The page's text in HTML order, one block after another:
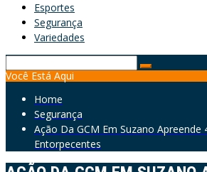
Esportes
Segurança
Variedades
for:
Você Está Aqui
Home
Segurança
Ação Da GCM Em Suzano Apreende
Entorpecentes